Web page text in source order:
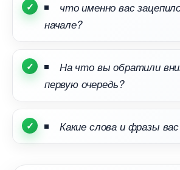
что именно вас
начале?
На что вы обратили
первую очередь?
Какие слова и фразы